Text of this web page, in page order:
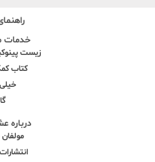
خدمات
زیست
کتاب
درباره
مولفان